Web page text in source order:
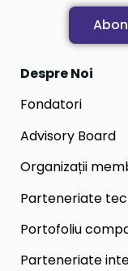
Despre Noi
Fondatori
Advisory Board
Organizații
Parteneriate
Portofoliu
Parteneriate